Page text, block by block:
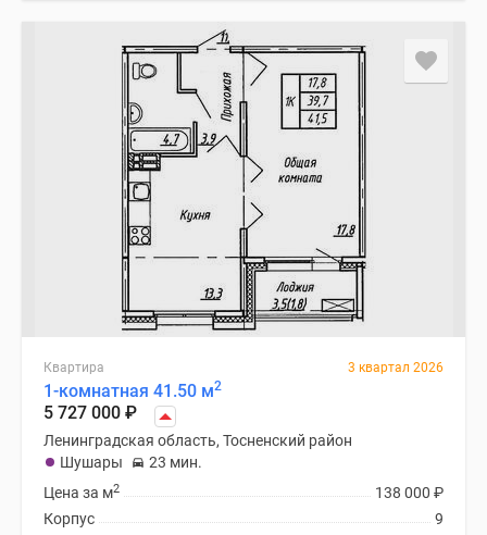
Квартира 3 квартал 2026
1-комнатная 41.50 м2
5 727 000 ₽
Ленинградская область, Тосненский район
Шушары
23 мин.
138 000 ₽
Цена за м2
9
Корпус